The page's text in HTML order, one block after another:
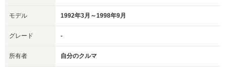
モデル 1992年3月～1998年9月
グレード -
所有者 自分のクルマ